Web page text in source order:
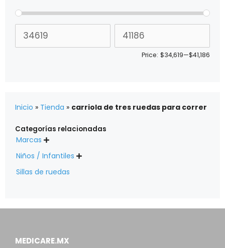
Price: $34,619—$41,186
Inicio » Tienda » carriola de tres ruedas para correr
Categorías relacionadas
Marcas 
Niños / Infantiles 
Sillas de ruedas
MEDICARE.MX